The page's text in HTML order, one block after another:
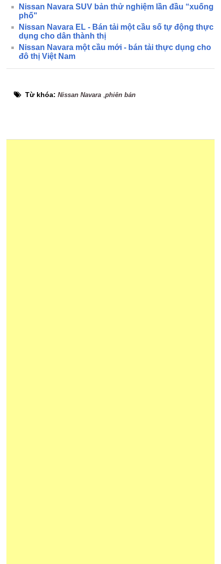
Nissan Navara SUV bản thử nghiệm lần đầu “xuống
phố"
Nissan Navara EL - Bán tải một cầu số tự động thực
dụng cho dân thành thị
Nissan Navara một cầu mới - bán tải thực dụng cho
đô thị Việt Nam
Từ khóa:Nissan Navara ,phiên bản